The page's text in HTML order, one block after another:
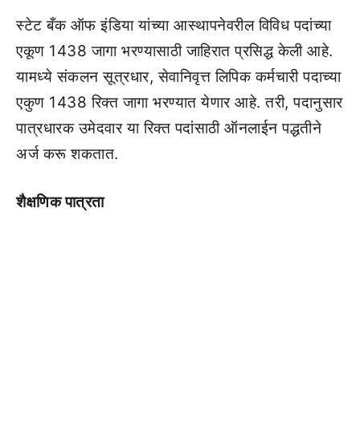
स्टेट बँक ऑफ इंडिया यांच्या आस्थापनेवरील विविध पदांच्या
एकूण 1438 जागा भरण्यासाठी जाहिरात प्रसिद्ध केली आहे.
यामध्ये संकलन सूत्रधार, सेवानिवृत्त लिपिक कर्मचारी पदाच्या
एकुण 1438 रिक्त जागा भरण्यात येणार आहे. तरी, पदानुसार
पात्रधारक उमेदवार या रिक्त पदांसाठी ऑनलाईन पद्धतीने
अर्ज करू शकतात.
शैक्षणिक पात्रता